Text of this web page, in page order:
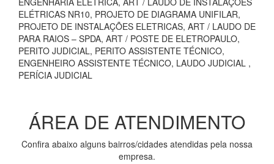
ELÉTRICAS NR10, PROJETO DE DIAGRAMA UNIFILAR,
PROJETO DE INSTALAÇÕES ELETRICAS, ART / LAUDO DE
PARA RAIOS – SPDA, ART / POSTE DE ELETROPAULO,
PERITO JUDICIAL, PERITO ASSISTENTE TÉCNICO,
ENGENHEIRO ASSISTENTE TÉCNICO, LAUDO JUDICIAL ,
PERÍCIA JUDICIAL
ÁREA DE ATENDIMENTO
Confira abaixo alguns bairros/cidades atendidas pela nossa
empresa.